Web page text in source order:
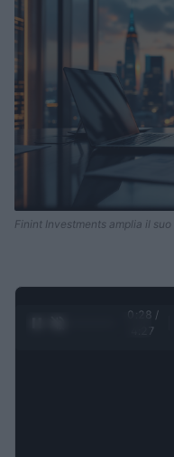
Finint Investments amplia il
0:28 /
4:27